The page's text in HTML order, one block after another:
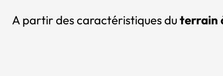
A partir des caractéristiques du terrain